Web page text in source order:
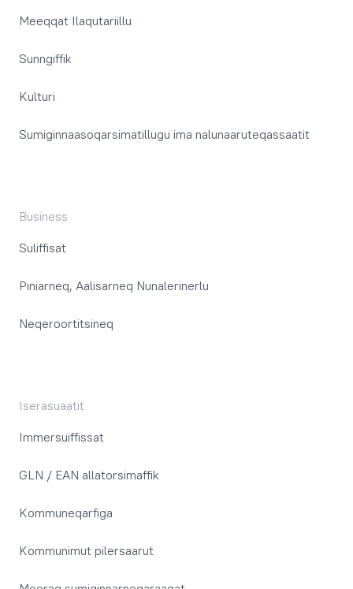
Meeqqat Ilaqutariillu
Sunngiffik
Kulturi
Sumiginnaasoqarsimatillugu ima nalunaaruteqassaatit
Business
Suliffisat
Piniarneq, Aalisarneq Nunalerinerlu
Neqeroortitsineq
Iserasuaatit
Immersuiffissat
GLN / EAN allatorsimaffik
Kommuneqarfiga
Kommunimut pilersaarut